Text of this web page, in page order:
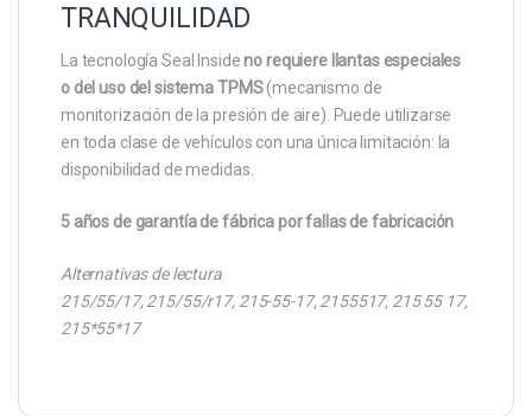
TRANQUILIDAD
La tecnología Seal Insideno requiere llantas especiales
o del uso del sistema TPMS(mecanismo de
monitorización de la presión de aire). Puede utilizarse
en toda clase de vehículos con una única limitación: la
disponibilidad de medidas.
5 años de garantía de fábrica por fallas de fabricación
Alternativas de lectura
215/55/17, 215/55/r17, 215-55-17, 2155517, 215 55 17,
215*55*17